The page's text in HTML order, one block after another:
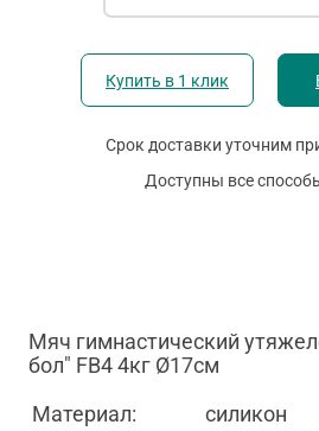
Купить в 1 клик
Срок доставки уточним
Доступны все
Мяч гимнастический
бол" FB4 4кг Ø17см
Материал:
силикон